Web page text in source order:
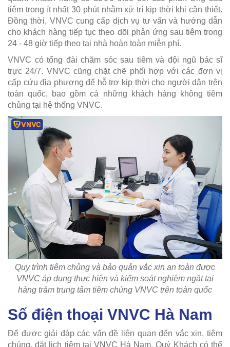
tiêm trong ít nhất 30 phút nhằm xử trí kịp thời khi cần thiết.
Đồng thời, VNVC cung cấp dịch vụ tư vấn và hướng dẫn
cho khách hàng tiếp tục theo dõi phản ứng sau tiêm trong
24 - 48 giờ tiếp theo tại nhà hoàn toàn miễn phí.
VNVC có tổng đài chăm sóc sau tiêm và đội ngũ bác sĩ
trực 24/7. VNVC cũng chặt chẽ phối hợp với các đơn vị
cấp cứu địa phương để hỗ trợ kịp thời cho người dân trên
toàn quốc, bao gồm cả những khách hàng không tiêm
chủng tại hệ thống VNVC.
Quy trình tiêm chủng và bảo quản vắc xin an toàn được
VNVC áp dụng thực hiện và kiểm soát nghiêm ngặt tại
hàng trăm trung tâm tiêm chủng VNVC trên toàn quốc
Số điện thoại VNVC Hà Nam
Để được giải đáp các vấn đề liên quan đến vắc xin, tiêm
chủng, đặt lịch tiêm tại VNVC Hà Nam, Quý Khách có thể